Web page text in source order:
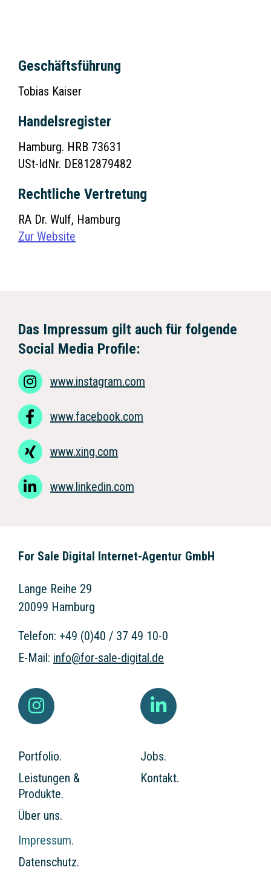
Geschäftsführung
Tobias Kaiser
Handelsregister
Hamburg. HRB 73631
USt-IdNr. DE812879482
Rechtliche Vertretung
RA Dr. Wulf, Hamburg
Zur Website
Das Impressum gilt auch für folgende
Social Media Profile:
www.instagram.com
www.facebook.com
www.xing.com
www.linkedin.com
For Sale Digital Internet-Agentur GmbH
Lange Reihe 29
20099 Hamburg
Telefon: +49 (0)40 / 37 49 10-0
E-Mail: info@for-sale-digital.de
Portfolio.
Leistungen &
Produkte.
Über uns.
Jobs.
Kontakt.
Impressum.
Datenschutz.